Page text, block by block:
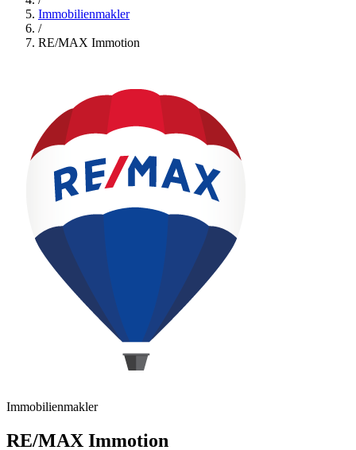
Immobilienmakler
/
RE/MAX Immotion
Immobilienmakler
RE/MAX Immotion